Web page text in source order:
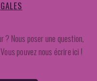
? Nous poser une question,
pouvez nous écrire ici !